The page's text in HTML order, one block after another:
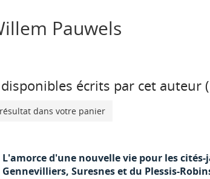
Pauwels
écrits par cet auteur (
dans votre panier
L'amorce d'une nouvelle vie pour les cités-
Gennevilliers, Suresnes et du Plessis-